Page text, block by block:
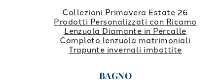
Collezioni Primavera Estate 26
Prodotti Personalizzati con Ricamo
Lenzuola Diamante in Percalle
Completo lenzuola matrimoniali
Trapunte invernali imbottite
BAGNO